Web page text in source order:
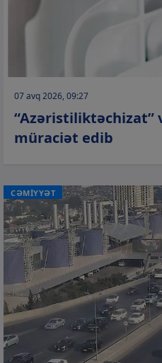
07 avq 2026, 09:27
“Azəristiliktəchizat”
müraciət edib
CƏMİYYƏT